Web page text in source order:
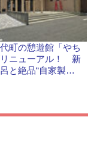
町の憩遊館「やち
リニューアル！ 新
と絶品“自家製